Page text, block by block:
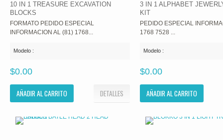
10 IN 1 TREASURE EXCAVATION
BLOCKS
FORMATO PEDIDO ESPECIAL
INFORMACION AL (81) 1768...
Modelo :
$0.00
DETALLES
AÑADIR AL CARRITO
3 IN 1 ALPHABET
KIT
PEDIDO ESPECIAL
1768 7528 ...
Modelo :
$0.00
AÑADIR AL CARRITO